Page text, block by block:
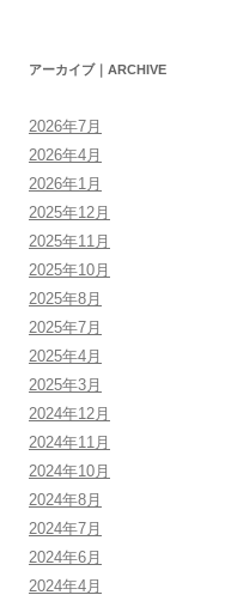
アーカイブ｜ARCHIVE
2026年7月
2026年4月
2026年1月
2025年12月
2025年11月
2025年10月
2025年8月
2025年7月
2025年4月
2025年3月
2024年12月
2024年11月
2024年10月
2024年8月
2024年7月
2024年6月
2024年4月